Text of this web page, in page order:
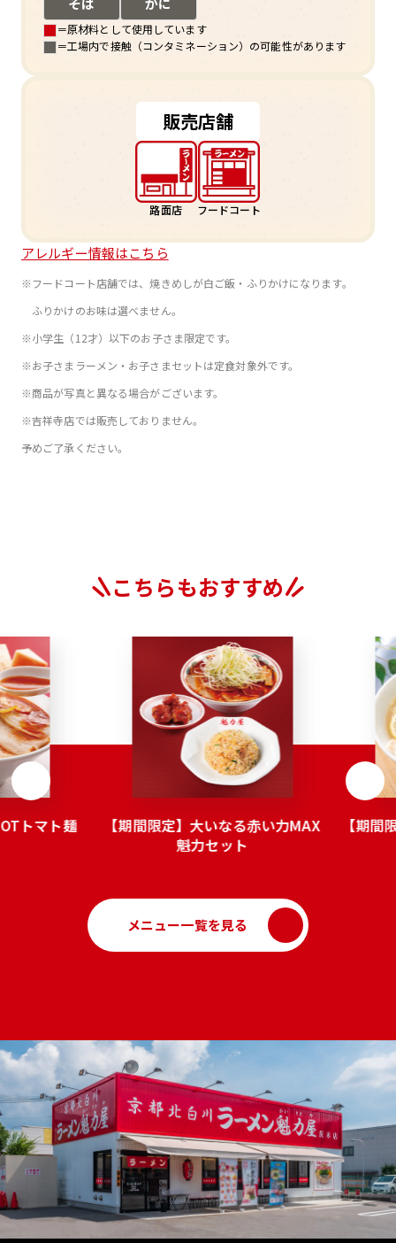
＝原材料として使用しています
＝工場内で接触（コンタミネーション）の可能性があります
販売店舗
路面店 フードコート
アレルギー情報はこちら
※フードコート店舗では、焼きめしが白ご飯・ふりかけになります。
ふりかけのお味は選べません。
※小学生（12才）以下のお子さま限定です。
※お子さまラーメン・お子さまセットは定食対象外です。
※商品が写真と異なる場合がございます。
※吉祥寺店では販売しておりません。
予めご了承ください。
こちらもおすすめ
トマト麺
【期間限定】大いなる赤い力MAX
魁力セット
【期間
メニュー一覧を見る